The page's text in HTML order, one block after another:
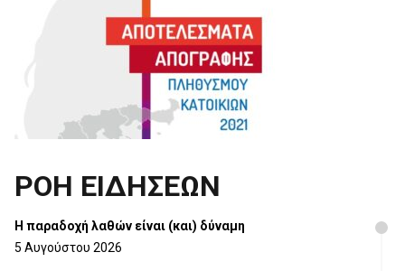
ΡΟΗ ΕΙΔΗΣΕΩΝ
H παραδοχή λαθών είναι (και) δύναμη
5 Αυγούστου 2026